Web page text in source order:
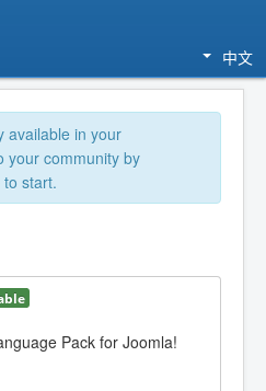
中文
available in your
your community by
to start.
Pack for Joomla!